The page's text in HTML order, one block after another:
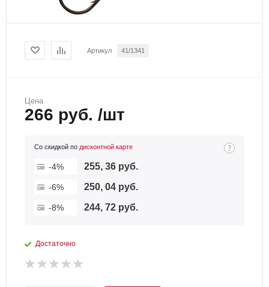
Артикул 41/1341
Цена
266 руб. /шт
Со скидкой по дисконтной карте
-4% 255, 36 руб.
-6% 250, 04 руб.
-8% 244, 72 руб.
Достаточно